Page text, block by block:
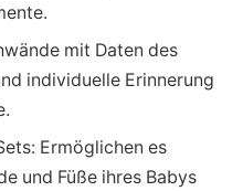
mit Daten des
individuelle Erinnerung
Ermöglichen es
und Füße ihres Babys